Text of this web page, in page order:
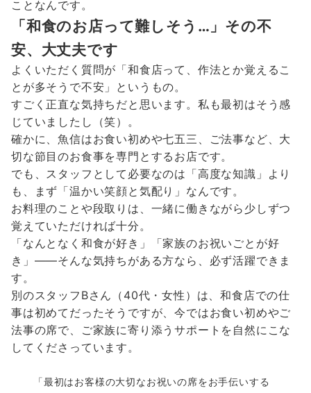
ことなんです。
「和食のお店って難しそう…」その不
安、大丈夫です
よくいただく質問が「和食店って、作法とか覚えるこ
とが多そうで不安」というもの。
すごく正直な気持ちだと思います。私も最初はそう感
じていましたし（笑）。
確かに、魚信はお食い初めや七五三、ご法事など、大
切な節目のお食事を専門とするお店です。
でも、スタッフとして必要なのは「高度な知識」より
も、まず「温かい笑顔と気配り」なんです。
お料理のことや段取りは、一緒に働きながら少しずつ
覚えていただければ十分。
「なんとなく和食が好き」「家族のお祝いごとが好
き」——そんな気持ちがある方なら、必ず活躍できま
す。
別のスタッフBさん（40代・女性）は、和食店での仕
事は初めてだったそうですが、今ではお食い初めやご
法事の席で、ご家族に寄り添うサポートを自然にこな
してくださっています。
「最初はお客様の大切なお祝いの席をお手伝いする